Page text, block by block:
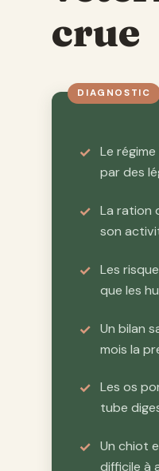
crue
Le
par des
La ration
son
Les
que les
Un bilan
mois la
Les os
tube
Un chiot
difficile à